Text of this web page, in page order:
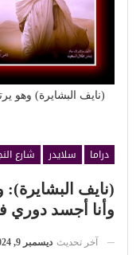
(نايف البشايرة)
دراما سلايدر
شارع
(نايف
وأنا أجسد دوري
آخر تحديث ديسمبر 9, 2024